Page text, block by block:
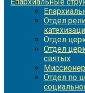
Отдел
Отдел
Отдел
святых
Отдел по